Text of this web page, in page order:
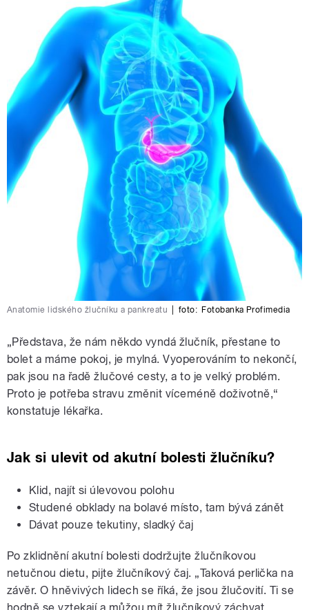
Anatomie lidského žlučníku a pankreatu foto: Fotobanka Profimedia
„Představa, že nám někdo vyndá žlučník, přestane to
bolet a máme pokoj, je mylná. Vyoperováním to nekončí,
pak jsou na řadě žlučové cesty, a to je velký problém.
Proto je potřeba stravu změnit víceméně doživotně,“
konstatuje lékařka.
Jak si ulevit od akutní bolesti žlučníku?
Klid, najít si úlevovou polohu
Studené obklady na bolavé místo, tam bývá zánět
Dávat pouze tekutiny, sladký čaj
Po zklidnění akutní bolesti dodržujte žlučníkovou
netučnou dietu, pijte žlučníkový čaj. „Taková perlička na
závěr. O hněvivých lidech se říká, že jsou žlučovití. Ti se